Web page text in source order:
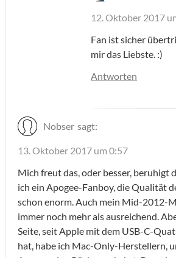
12. Oktober 2017
Fan ist sicher
mir das Liebste. :)
Antworten
Nobser sagt:
13. Oktober 2017 um 0:57
Mich freut das, oder besser, beruhigt
ich ein Apogee-Fanboy, die Qualität
schon enorm. Auch mein Mid-2012-
immer noch mehr als ausreichend.
Seite, seit Apple mit dem USB-C-
hat, habe ich Mac-Only-Herstellern,